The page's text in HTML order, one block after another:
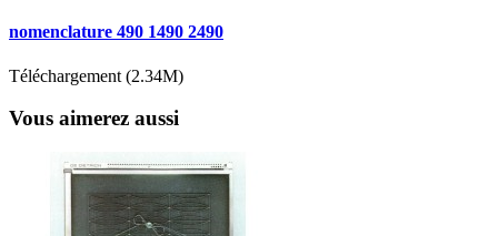
nomenclature 490 1490 2490
Téléchargement (2.34M)
Vous aimerez aussi